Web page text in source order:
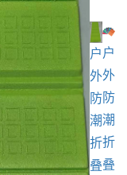
户
外
防
潮
折
叠
户
外
防
潮
折
叠